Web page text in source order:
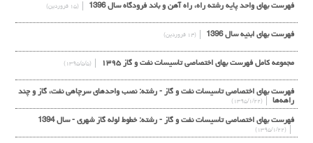
فهرست بهاي واحد پایه رشته راه، راه آهن و باند فرودگاه سال 1396 (۱۵ فروردین)
فهرست بهای ابنیه سال 1396 (۱۴ فروردین)
مجموعه کامل فهرست بهای اختصاصی تاسیسات نفت و گاز ۱۳۹۵ (۱۳۹۵/۵/۵)
فهرست بهای اختصاصی تاسیسات نفت و گاز - رشته: نصب واحدهای سرچاهی نفت، گاز و چند
راهه‌ها
(۱۳۹۵/۱/۲۲)
فهرست بهای اختصاصی تاسیسات نفت و گاز - رشته: خطوط لوله گاز شهری - سال 1394
(۱۳۹۵/۱/۲۲)